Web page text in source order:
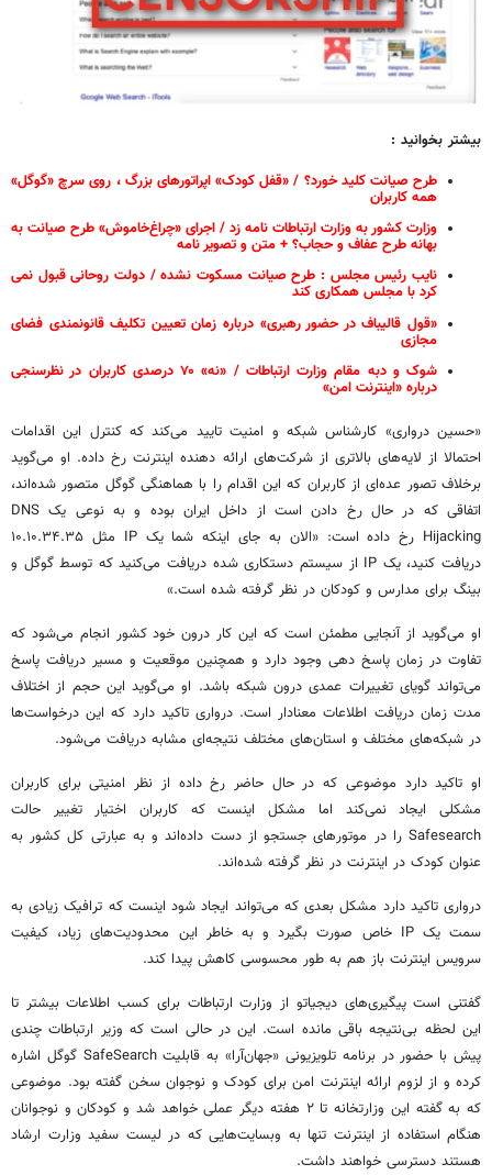
بیشتر بخوانید :
طرح صیانت کلید خورد؟ / «قفل کودک» اپراتورهای بزرگ ، روی سرچ «گوگل»
همه کاربران
وزارت کشور به وزارت ارتباطات نامه زد / اجرای «چراغ‌خاموش» طرح صیانت به
بهانه طرح عفاف و حجاب؟ + متن و تصویر نامه
نایب رئیس مجلس : طرح صیانت مسکوت نشده / دولت روحانی قبول نمی
کرد با مجلس همکاری کند
«قول قالیباف در حضور رهبری» درباره زمان تعیین تکلیف قانونمندی فضای
مجازی
شوک و دبه مقام وزارت ارتباطات / «نه» ۷۰ درصدی کاربران در نظرسنجی
درباره «اینترنت امن»
«حسین درواری» کارشناس شبکه و امنیت تایید می‌کند که کنترل این اقدامات
احتمالا از لایه‌های بالاتری از شرکت‌های ارائه دهنده اینترنت رخ داده. او می‌گوید
برخلاف تصور عده‌ای از کاربران که این اقدام را با هماهنگی گوگل متصور شده‌اند،
اتفاقی که در حال رخ دادن است از داخل ایران بوده و به نوعی یک DNS
Hijacking رخ داده است: «الان به جای اینکه شما یک IP مثل ۱۰.۱۰.۳۴.۳۵
دریافت کنید، یک IP از سیستم دستکاری شده دریافت می‌کنید که توسط گوگل و
بینگ برای مدارس و کودکان در نظر گرفته شده است.»
او می‌گوید از آنجایی مطمئن است که این کار درون خود کشور انجام می‌شود که
تفاوت در زمان پاسخ دهی وجود دارد و همچنین موقعیت و مسیر دریافت پاسخ
می‌تواند گویای تغییرات عمدی درون شبکه باشد. او می‌گوید این حجم از اختلاف
مدت زمان دریافت اطلاعات معنادار است. درواری تاکید دارد که این درخواست‌ها
در شبکه‌های مختلف و استان‌های مختلف نتیجه‌ای مشابه دریافت می‌شود.
او تاکید دارد موضوعی که در حال حاضر رخ داده از نظر امنیتی برای کاربران
مشکلی ایجاد نمی‌کند اما مشکل اینست که کاربران اختیار تغییر حالت
Safesearch را در موتورهای جستجو از دست داده‌اند و به عبارتی کل کشور به
عنوان کودک در اینترنت در نظر گرفته شده‌اند.
درواری تاکید دارد مشکل بعدی که می‌تواند ایجاد شود اینست که ترافیک زیادی به
سمت یک IP خاص صورت بگیرد و به خاطر این محدودیت‌های زیاد، کیفیت
سرویس اینترنت باز هم به طور محسوسی کاهش پیدا کند.
گفتنی است پیگیری‌های دیجیاتو از وزارت ارتباطات برای کسب اطلاعات بیشتر تا
این لحظه بی‌نتیجه باقی مانده است. این در حالی است که وزیر ارتباطات چندی
پیش با حضور در برنامه تلویزیونی «جهان‌آرا» به قابلیت SafeSearch گوگل اشاره
کرده و از لزوم ارائه اینترنت امن برای کودک و نوجوان سخن گفته بود. موضوعی
که به گفته این وزارتخانه تا ۲ هفته دیگر عملی خواهد شد و کودکان و نوجوانان
هنگام استفاده از اینترنت تنها به وبسایت‌هایی که در لیست سفید وزارت ارشاد
هستند دسترسی خواهند داشت.